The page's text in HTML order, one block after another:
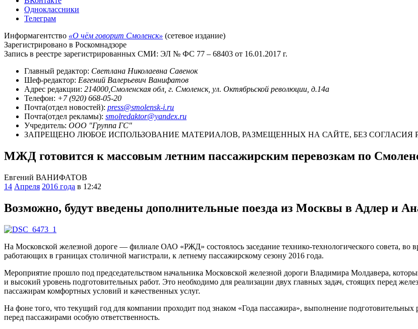
Одноклассники
Телеграм
Информагентство «О чём говорит Смоленск» (сетевое издание)
Зарегистрировано в Роскомнадзоре
Запись в реестре зарегистрированных СМИ: ЭЛ № ФС 77 – 68403 от 16.01.2017 г.
Главный редактор: Светлана Николаевна Савенок
Шеф-редактор: Евгений Валерьевич Ванифатов
Адрес редакции: 214000,Смоленская обл, г. Смоленск, ул. Октябрьской революции, д.14а
Телефон: +7 (920) 668-05-20
Почта(отдел новостей): press@smolensk-i.ru
Почта(отдел рекламы): smolredaktor@yandex.ru
Учредитель: ООО "Группа ГС"
ЗАПРЕЩЕНО ЛЮБОЕ ИСПОЛЬЗОВАНИЕ МАТЕРИАЛОВ, РАЗМЕЩЕННЫХ НА САЙТЕ, БЕЗ СОГЛАСИЯ
МЖД готовится к массовым летним пассажирским перевозкам по
Евгений ВАНИФАТОВ
14 Апреля 2016 года в 12:42
Возможно, будут введены дополнительные поезда из Москвы в Адлер и
На Московской железной дороге — филиале ОАО «РЖД» состоялось заседание технико-технологического совета, во
работающих в границах столичной магистрали, к летнему пассажирскому сезону 2016 года.
Мероприятие прошло под председательством начальника Московской железной дороги Владимира Молдавера,
и высокий уровень подготовительных работ. Это необходимо для реализации двух главных задач, стоящих перед
пассажирам комфортных условий и качественных услуг.
На фоне того, что текущий год для компании проходит под знаком «Года пассажира», выполнение
перед пассажирами особую ответственность.